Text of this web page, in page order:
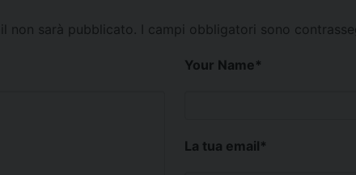
non sarà pubblicato. I campi obbligatori sono
Your Name*
La tua email*